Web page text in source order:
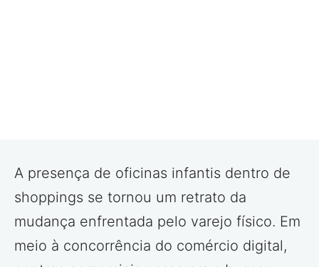
A presença de oficinas infantis dentro de
shoppings se tornou um retrato da
mudança enfrentada pelo varejo físico. Em
meio à concorrência do comércio digital,